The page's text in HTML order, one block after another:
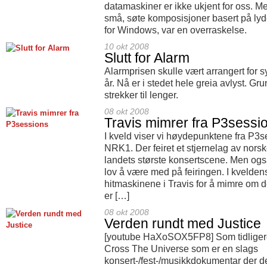
datamaskiner er ikke ukjent for oss.
små, søte komposisjoner basert på
for Windows, var en overraskelse.
10 okt 2008
Slutt for Alarm
Alarmprisen skulle vært arrangert for
år. Nå er i stedet hele greia avlyst.
strekker til lenger.
08 okt 2008
Travis mimrer fra
I kveld viser vi høydepunktene fra
NRK1. Der feiret et stjernelag av
landets største konsertscene. Men
lov å være med på feiringen. I
hitmaskinene i Travis for å mimre om
er […]
08 okt 2008
Verden rundt med Justice
[youtube HaXoSOX5FP8] Som
Cross The Universe som er en slags
konsert-/fest-/musikkdokumentar der